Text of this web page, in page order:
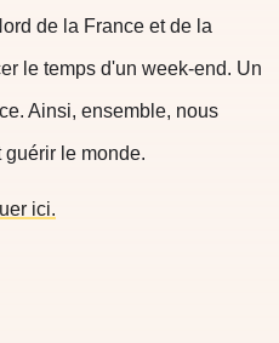
de la France et de la
le temps d'un week-end. Un
Ainsi, ensemble, nous
le monde.
ici.